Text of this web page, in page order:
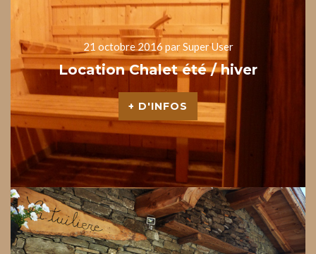
21 octobre 2016 par Super User
Location Chalet été / hiver
+ D'INFOS